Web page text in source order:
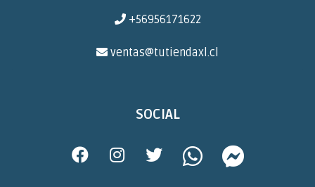
+56956171622
ventas@tutiendaxl.cl
SOCIAL